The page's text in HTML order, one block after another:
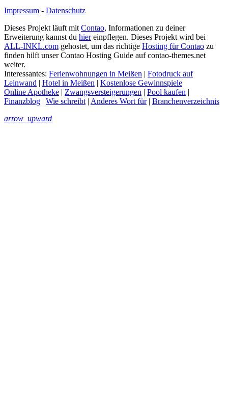
Impressum - Datenschutz
Dieses Projekt läuft mit Contao, Informationen zu deiner
Erweiterung kannst du hiereinpflegen. Dieses Projekt wird bei
ALL-INKL.com gehostet, um das richtige Hosting für Contao zu
finden hilft unser Contao Hosting Guide auf contao-themes.net
weiter.
Interessantes: Ferienwohnungen in Meißen | Fotodruck auf
Leinwand | Hotel in Meißen | Kostenlose Gewinnspiele
Online Apotheke | Zwangsversteigerungen | Pool kaufen |
Finanzblog | Wie schreibt | Anderes Wort für| Branchenverzeichnis
arrow_upward